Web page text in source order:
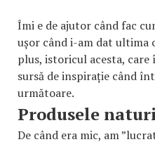
Îmi e de ajutor când fac
ușor când i-am dat ultima
plus, istoricul acesta, care
sursă de inspirație când
următoare.
Produsele
De când era mic, am